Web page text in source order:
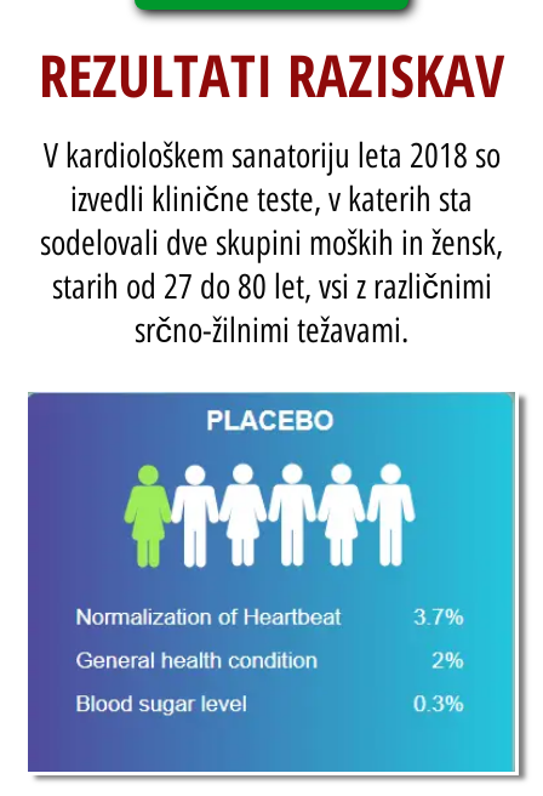
REZULTATI RAZISKAV
V kardiološkem sanatoriju leta 2018 so
izvedli klinične teste, v katerih sta
sodelovali dve skupini moških in žensk,
starih od 27 do 80 let, vsi z različnimi
srčno-žilnimi težavami.